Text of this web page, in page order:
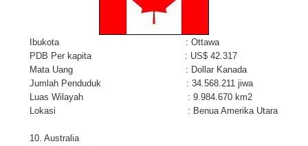
Ibukota : Ottawa
PDB Per kapita : US$ 42.317
Mata Uang : Dollar Kanada
Jumlah Penduduk : 34.568.211 jiwa
Luas Wilayah : 9.984.670 km2
Lokasi : Benua Amerika Utara
10. Australia